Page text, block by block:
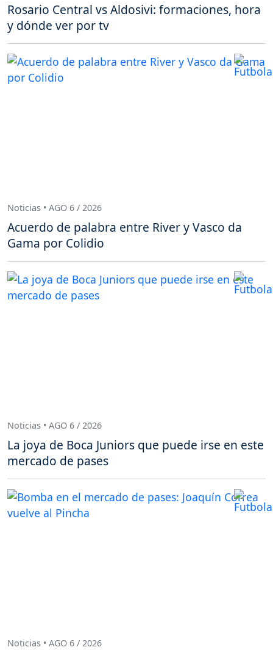
Rosario Central vs Aldosivi: formaciones, hora
y dónde ver por tv
Noticias • AGO 6 / 2026
Acuerdo de palabra entre River y Vasco da
Gama por Colidio
Noticias • AGO 6 / 2026
La joya de Boca Juniors que puede irse en este
mercado de pases
Noticias • AGO 6 / 2026